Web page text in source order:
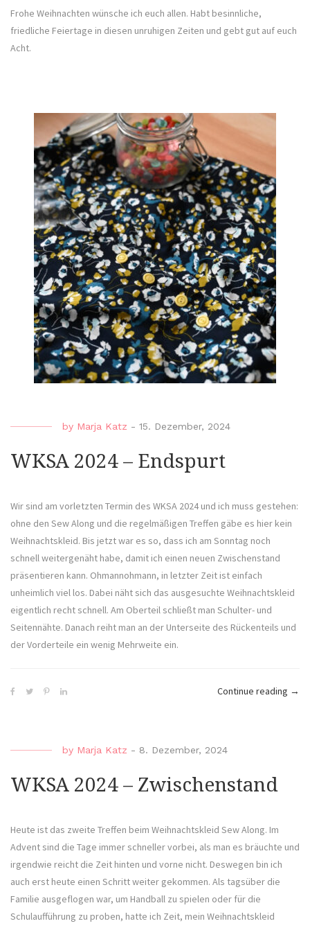
Frohe Weihnachten wünsche ich euch allen. Habt besinnliche,
friedliche Feiertage in diesen unruhigen Zeiten und gebt gut auf euch
Acht.
by Marja Katz - 15. Dezember, 2024
WKSA 2024 – Endspurt
Wir sind am vorletzten Termin des WKSA 2024 und ich muss gestehen:
ohne den Sew Along und die regelmäßigen Treffen gäbe es hier kein
Weihnachtskleid. Bis jetzt war es so, dass ich am Sonntag noch
schnell weitergenäht habe, damit ich einen neuen Zwischenstand
präsentieren kann. Ohmannohmann, in letzter Zeit ist einfach
unheimlich viel los. Dabei näht sich das ausgesuchte Weihnachtskleid
eigentlich recht schnell. Am Oberteil schließt man Schulter- und
Seitennähte. Danach reiht man an der Unterseite des Rückenteils und
der Vorderteile ein wenig Mehrweite ein.
Continue reading →
by Marja Katz - 8. Dezember, 2024
WKSA 2024 – Zwischenstand
Heute ist das zweite Treffen beim Weihnachtskleid Sew Along. Im
Advent sind die Tage immer schneller vorbei, als man es bräuchte und
irgendwie reicht die Zeit hinten und vorne nicht. Deswegen bin ich
auch erst heute einen Schritt weiter gekommen. Als tagsüber die
Familie ausgeflogen war, um Handball zu spielen oder für die
Schulaufführung zu proben, hatte ich Zeit, mein Weihnachtskleid